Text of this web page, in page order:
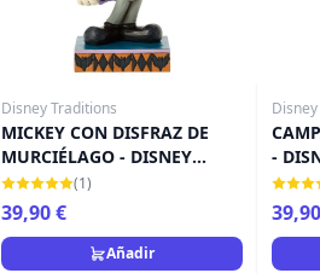
Disney Traditions
MICKEY CON DISFRAZ DE
MURCIÉLAGO - DISNEY
TRADITIONS
(1)
39,90 €
Añadir
-